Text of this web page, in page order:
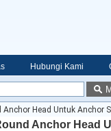
Hubungi Kami
Head Untuk Anchor
Anchor Head